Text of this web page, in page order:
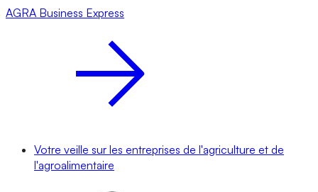
AGRA Business Express
Votre veille sur les entreprises de l'agriculture et de
l'agroalimentaire